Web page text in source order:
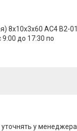
8х10х3х60 АС4 В2-01
до 17:30 по
у менеджера.